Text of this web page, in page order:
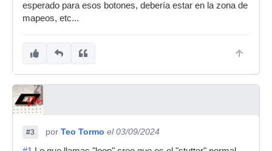
esperado para esos botones, debería estar en la zona de
mapeos, etc...
#3 por Teo Tormo el 03/09/2024